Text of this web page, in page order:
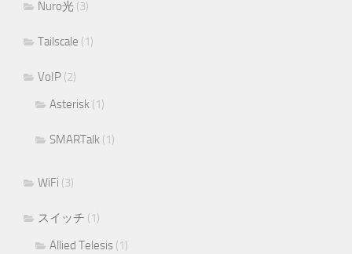
Nuro光 (3)
Tailscale (1)
VoIP (2)
Asterisk (1)
SMARTalk (1)
WiFi (3)
スイッチ (1)
Allied Telesis (1)